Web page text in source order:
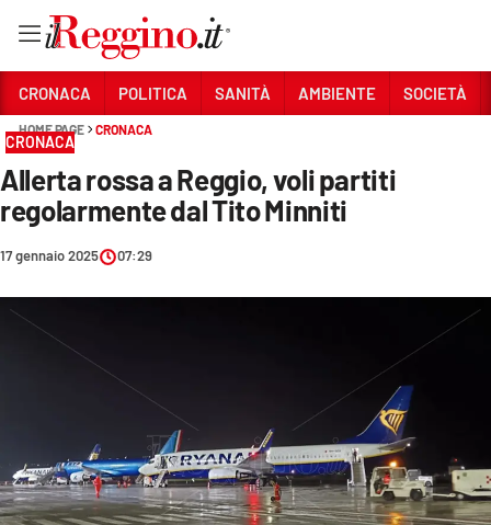
Sezioni
CRONACA
POLITICA
AMBIENTE
ECONOMIA E LAVORO
EVENTI
CRONACA POLITICA SANITÀ AMBIENTE SOCIETÀ
HOME PAGE CRONACA
CRONACA
Allerta rossa a Reggio, voli partiti
regolarmente dal Tito Minniti
17 gennaio 2025 07:29